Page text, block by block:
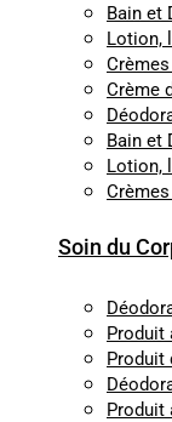
Bain et
Lotion,
Crème
Bain et
Lotion,
Soin du
Produit
Produit
Produit